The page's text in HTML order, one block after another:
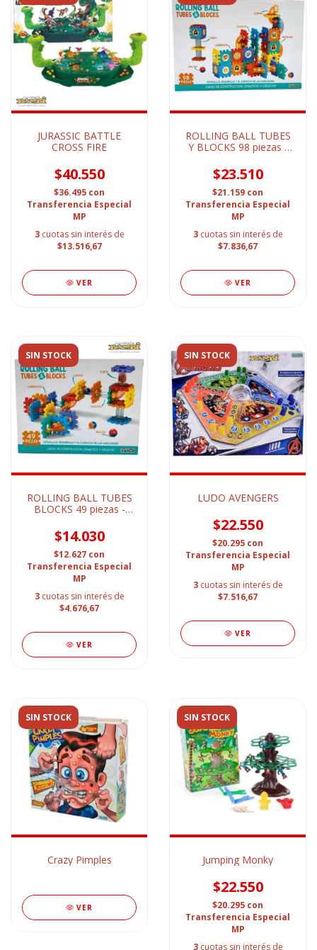
JURASSIC BATTLE
CROSS FIRE
$40.550
$36.495 con
Transferencia Especial
MP
3 cuotas sin interés de
$13.516,67
VER
ROLLING BALL TUBES
Y BLOCKS 98 piezas -
$23.510
$21.159 con
Transferencia Especial
MP
3 cuotas sin interés de
$7.836,67
VER
SIN STOCK
ROLLING BALL TUBES
BLOCKS 49 piezas -
$14.030
$12.627 con
Transferencia Especial
MP
3 cuotas sin interés de
$4.676,67
VER
SIN STOCK
LUDO AVENGERS
$22.550
$20.295 con
Transferencia Especial
MP
3 cuotas sin interés de
$7.516,67
VER
SIN STOCK
Crazy Pimples
VER
SIN STOCK
Jumping Monky
$22.550
$20.295 con
Transferencia Especial
MP
3 cuotas sin interés de